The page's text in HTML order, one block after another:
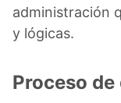
administración
y lógicas.
Proceso